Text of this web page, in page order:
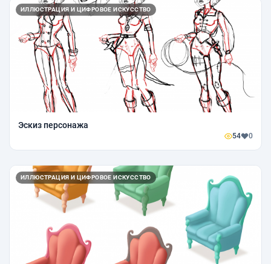
ИЛЛЮСТРАЦИЯ И ЦИФРОВОЕ ИСКУССТВО
Эскиз персонажа
54 0
ИЛЛЮСТРАЦИЯ И ЦИФРОВОЕ ИСКУССТВО